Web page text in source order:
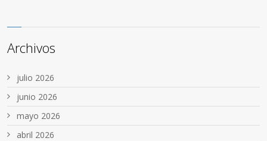
Archivos
julio 2026
junio 2026
mayo 2026
abril 2026